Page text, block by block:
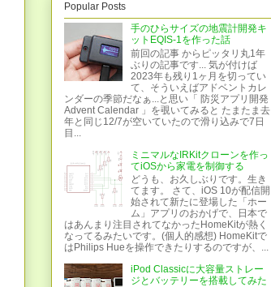
Popular Posts
手のひらサイズの地震計開発キ
ットEQIS-1を作った話
前回の記事 からピッタリ丸1年
ぶりの記事です... 気が付けば
2023年も残り1ヶ月を切ってい
て、そういえばアドベントカレ
ンダーの季節だなぁ...と思い「 防災アプリ開発
Advent Calendar 」を覗いてみると たまたま去
年と同じ12/7が空いていたので滑り込みで7日
目...
ミニマルなIRKitクローンを作っ
てiOSから家電を制御する
どうも、お久しぶりです。生き
てます。 さて、iOS 10が配信開
始されて新たに登場した「ホー
ム」アプリのおかげで、日本で
はあんまり注目されてなかったHomeKitが熱く
なってるみたいです。(個人的感想) HomeKitで
はPhilips Hueを操作できたりするのですが、...
iPod Classicに大容量ストレー
ジとバッテリーを搭載してみた